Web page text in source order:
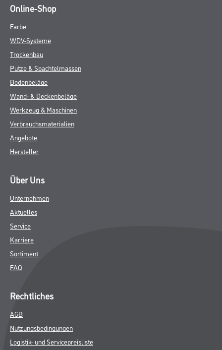
Online-Shop
Farbe
WDV-Systeme
Trockenbau
Putze & Spachtelmassen
Bodenbeläge
Wand- & Deckenbeläge
Werkzeug & Maschinen
Verbrauchsmaterialien
Angebote
Hersteller
Über Uns
Unternehmen
Aktuelles
Service
Karriere
Sortiment
FAQ
Rechtliches
AGB
Nutzungsbedingungen
Logistik- und Servicepreisliste